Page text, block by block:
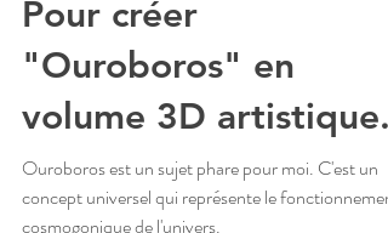
Comment j'ai fait...
Pour créer
"Ouroboros" en
volume 3D artistique.